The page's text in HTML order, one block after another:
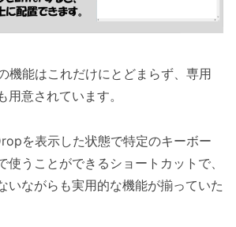
機能はこれだけにとどまらず、専用
意されています。
を表示した状態で特定のキーボー
使うことができるショートカットで、
いながらも実用的な機能が揃っていた